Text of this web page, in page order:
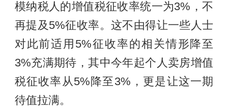
模纳税人的增值税征收率统一为3%，不
再提及5%征收率。这不由得让一些人士
对此前适用5%征收率的相关情形降至
3%充满期待，其中今年起个人卖房增值
税征收率从5%降至3%，更是让这一期
待值拉满。